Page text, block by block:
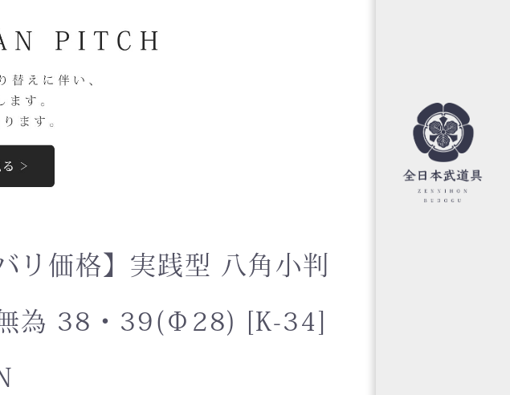
リ価格】実践型 八角小判
為 38・39(Φ28) [K-34]
ートへ進む